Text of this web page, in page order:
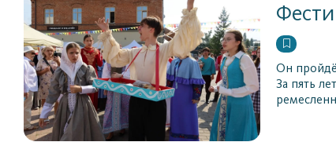
Он
За пять